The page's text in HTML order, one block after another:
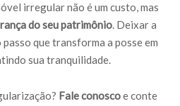
irregular não é um custo, mas
do seu patrimônio. Deixar a
que transforma a posse em
sua tranquilidade.
Fale conoscoe conte